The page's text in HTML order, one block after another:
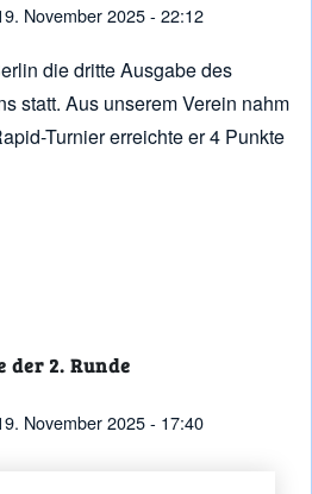
November 2025 - 22:12
die dritte Ausgabe des
statt. Aus unserem Verein nahm
Turnier erreichte er 4 Punkte
2. Runde
November 2025 - 17:40